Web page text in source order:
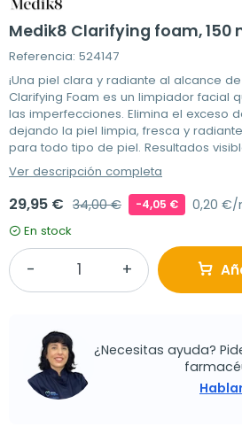
Medik8 Clarifying foam, 150
Referencia: 524147
¡Una piel clara y radiante al alcance
Clarifying Foam es un limpiador facial
las imperfecciones. Elimina el exceso
dejando la piel limpia, fresca y
para todo tipo de piel. Resultados
Ver descripción completa
29,95 € 34,00 € -4,05 € 0,20 €/
En stock
¿Necesitas ayuda?